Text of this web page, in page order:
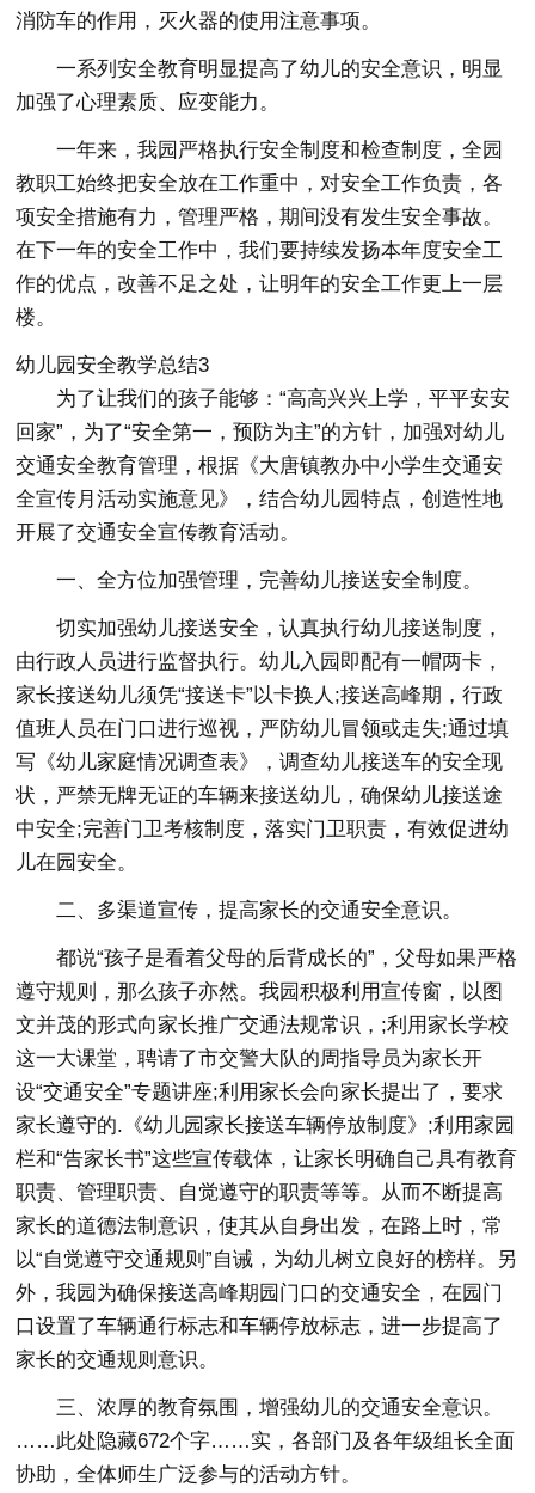
消防车的作用，灭火器的使用注意事项。
一系列安全教育明显提高了幼儿的安全意识，明显
加强了心理素质、应变能力。
一年来，我园严格执行安全制度和检查制度，全园
教职工始终把安全放在工作重中，对安全工作负责，各
项安全措施有力，管理严格，期间没有发生安全事故。
在下一年的安全工作中，我们要持续发扬本年度安全工
作的优点，改善不足之处，让明年的安全工作更上一层
楼。
幼儿园安全教学总结3
为了让我们的孩子能够：“高高兴兴上学，平平安安
回家”，为了“安全第一，预防为主”的方针，加强对幼儿
交通安全教育管理，根据《大唐镇教办中小学生交通安
全宣传月活动实施意见》，结合幼儿园特点，创造性地
开展了交通安全宣传教育活动。
一、全方位加强管理，完善幼儿接送安全制度。
切实加强幼儿接送安全，认真执行幼儿接送制度，
由行政人员进行监督执行。幼儿入园即配有一帽两卡，
家长接送幼儿须凭“接送卡”以卡换人;接送高峰期，行政
值班人员在门口进行巡视，严防幼儿冒领或走失;通过填
写《幼儿家庭情况调查表》，调查幼儿接送车的安全现
状，严禁无牌无证的车辆来接送幼儿，确保幼儿接送途
中安全;完善门卫考核制度，落实门卫职责，有效促进幼
儿在园安全。
二、多渠道宣传，提高家长的交通安全意识。
都说“孩子是看着父母的后背成长的”，父母如果严格
遵守规则，那么孩子亦然。我园积极利用宣传窗，以图
文并茂的形式向家长推广交通法规常识，;利用家长学校
这一大课堂，聘请了市交警大队的周指导员为家长开
设“交通安全”专题讲座;利用家长会向家长提出了，要求
家长遵守的.《幼儿园家长接送车辆停放制度》;利用家园
栏和“告家长书”这些宣传载体，让家长明确自己具有教育
职责、管理职责、自觉遵守的职责等等。从而不断提高
家长的道德法制意识，使其从自身出发，在路上时，常
以“自觉遵守交通规则”自诫，为幼儿树立良好的榜样。另
外，我园为确保接送高峰期园门口的交通安全，在园门
口设置了车辆通行标志和车辆停放标志，进一步提高了
家长的交通规则意识。
三、浓厚的教育氛围，增强幼儿的交通安全意识。
……此处隐藏672个字……实，各部门及各年级组长全面
协助，全体师生广泛参与的活动方针。